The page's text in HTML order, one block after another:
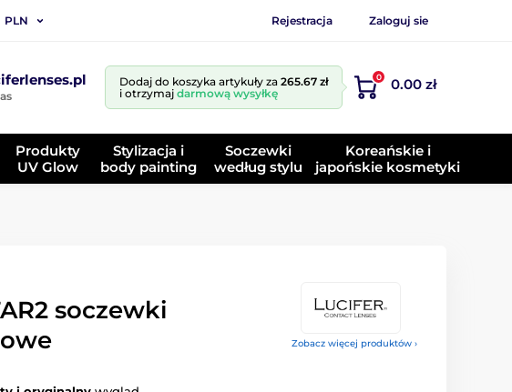
PLN Rejestracja Zaloguj sie
Dodaj do koszyka artykuły za 265.67 zł
i otrzymaj darmową wysyłkę
0 0.00 zł
Produkty
UV Glow
Stylizacja i
body painting
Soczewki
według stylu
Koreańskie i
japońskie kosmetyki
Zobacz więcej produktów ›
soczewki